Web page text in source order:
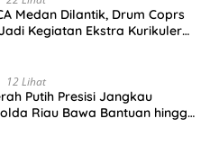
Medan Dilantik, Drum Coprs
Kegiatan Ekstra Kurikuler
12 Lihat
Putih Presisi Jangkau
Riau Bawa Bantuan hingga